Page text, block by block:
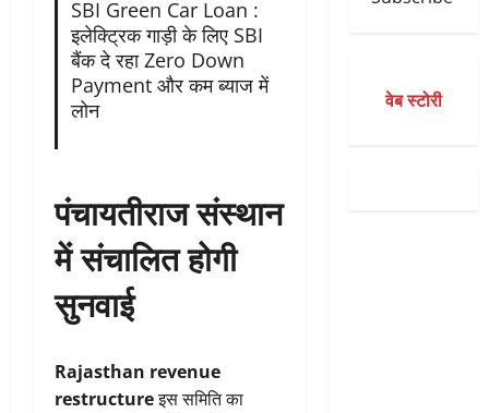
SBI Green Car Loan :
इलेक्ट्रिक गाड़ी के लिए SBI
बैंक दे रहा Zero Down
Payment और कम ब्याज में
लोन
पंचायतीराज संस्थान
में संचालित होगी
सुनवाई
Rajasthan revenue
restructureइस समिति का
वेब स्टोरी